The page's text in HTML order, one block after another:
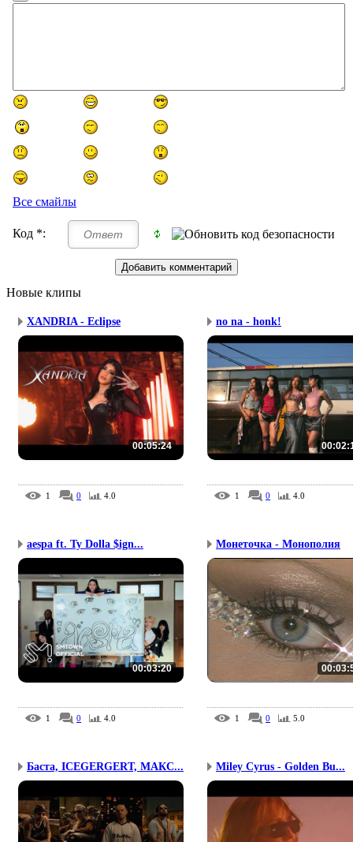
Все смайлы
Код *:
Новые клипы
XANDRIA - Eclipse
00:05:24
1 0 4.0
no na - honk!
1 0 4.0
aespa ft. Ty Dolla $ign...
00:03:20
1 0 4.0
Монеточка - Монополия
1 0 5.0
Баста, ICEGERGERT, МАКС... Miley Cyrus - Golden Bu...